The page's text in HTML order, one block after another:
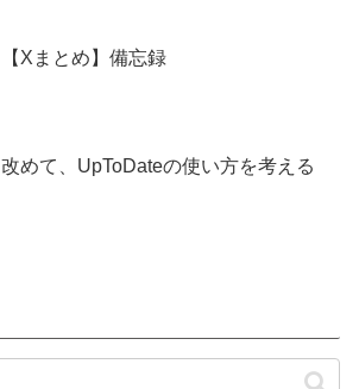
【Xまとめ】備忘録
改めて、UpToDateの使い方を考える